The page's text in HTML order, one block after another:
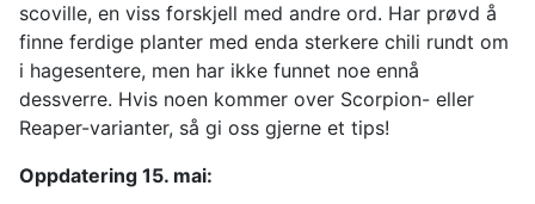
scoville, en viss forskjell med andre ord. Har prøvd å
finne ferdige planter med enda sterkere chili rundt om
i hagesentere, men har ikke funnet noe ennå
dessverre. Hvis noen kommer over Scorpion- eller
Reaper-varianter, så gi oss gjerne et tips!
Oppdatering 15. mai: